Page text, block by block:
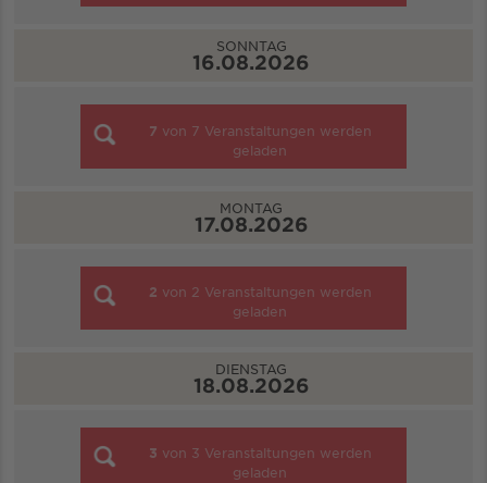
SONNTAG
16.08.2026
7 von 7 Veranstaltungen werden
geladen
MONTAG
17.08.2026
2 von 2 Veranstaltungen werden
geladen
DIENSTAG
18.08.2026
3 von 3 Veranstaltungen werden
geladen